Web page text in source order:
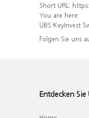
Short URL: https://
You are here:
UBS KeyInvest
Folgen Sie uns
Entdecken Sie